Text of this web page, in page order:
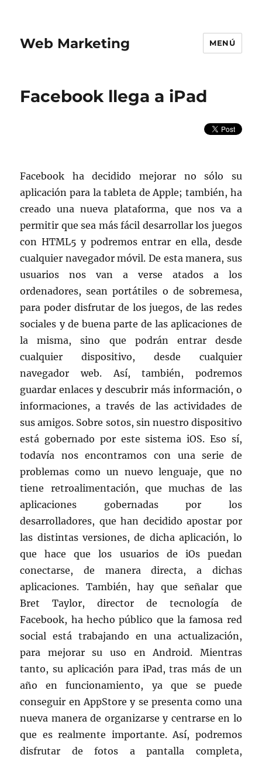
Web Marketing MENÚ
Facebook llega a iPad
Facebook ha decidido mejorar no sólo su
aplicación para la tableta de Apple; también, ha
creado una nueva plataforma, que nos va a
permitir que sea más fácil desarrollar los juegos
con HTML5 y podremos entrar en ella, desde
cualquier navegador móvil. De esta manera, sus
usuarios nos van a verse atados a los
ordenadores, sean portátiles o de sobremesa,
para poder disfrutar de los juegos, de las redes
sociales y de buena parte de las aplicaciones de
la misma, sino que podrán entrar desde
cualquier dispositivo, desde cualquier
navegador web. Así, también, podremos
guardar enlaces y descubrir más información, o
informaciones, a través de las actividades de
sus amigos. Sobre sotos, sin nuestro dispositivo
está gobernado por este sistema iOS. Eso sí,
todavía nos encontramos con una serie de
problemas como un nuevo lenguaje, que no
tiene retroalimentación, que muchas de las
aplicaciones gobernadas por los
desarrolladores, que han decidido apostar por
las distintas versiones, de dicha aplicación, lo
que hace que los usuarios de iOs puedan
conectarse, de manera directa, a dichas
aplicaciones. También, hay que señalar que
Bret Taylor, director de tecnología de
Facebook, ha hecho público que la famosa red
social está trabajando en una actualización,
para mejorar su uso en Android. Mientras
tanto, su aplicación para iPad, tras más de un
año en funcionamiento, ya que se puede
conseguir en AppStore y se presenta como una
nueva manera de organizarse y centrarse en lo
que es realmente importante. Así, podremos
disfrutar de fotos a pantalla completa,